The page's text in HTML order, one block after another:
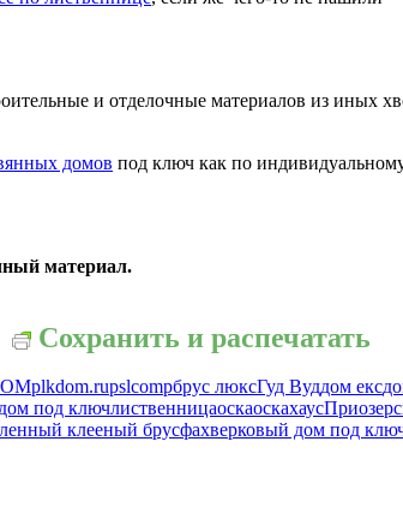
и отделочные материалов из иных
домов под ключ как по
материал.
Сохранить и распечатать
plkdom.rupslcompбрус люксГуд Вуддом екс
под ключлиственницаоскаоскахаус
клееный брусфахверковый дом под